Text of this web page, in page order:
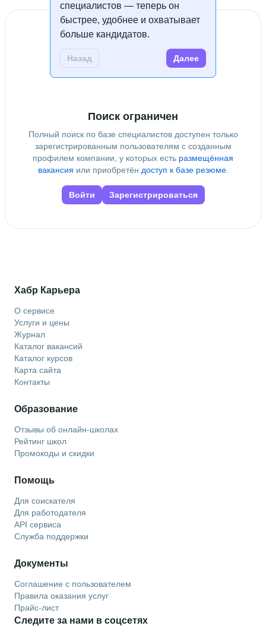
специалистов — теперь он
быстрее, удобнее и охватывает
больше кандидатов.
Назад Далее
Знание языков
Английский С2
Математики и компьютерных наук • 4 года и 10
Университет ИннополисПоиск ограничен
Полный поиск по базе специалистов доступен только
зарегистрированным пользователям с созданным
профилем компании, у которых есть размещённая
вакансия или приобретён доступ к базе резюме.
Войти Зарегистрироваться
Хабр Карьера
О сервисе
Услуги и цены
Журнал
Каталог вакансий
Каталог курсов
Карта сайта
Контакты
Образование
Отзывы об онлайн-школах
Рейтинг школ
Промокоды и скидки
Помощь
Для соискателя
Для работодателя
API сервиса
Служба поддержки
Документы
Соглашение с пользователем
Правила оказания услуг
Прайс-лист
Следите за нами в соцсетях